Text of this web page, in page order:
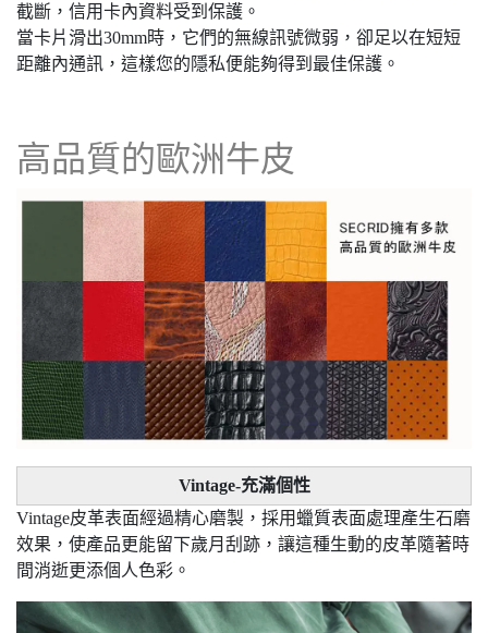
截斷，信用卡內資料受到保護。
當卡片滑出30mm時，它們的無線訊號微弱，卻足以在短短
距離內通訊，這樣您的隱私便能夠得到最佳保護。
高品質的歐洲牛皮
Vintage-充滿個性
Vintage皮革表面經過精心磨製，採用蠟質表面處理產生石磨
效果，使產品更能留下歲月刮跡，讓這種生動的皮革隨著時
間消逝更添個人色彩。